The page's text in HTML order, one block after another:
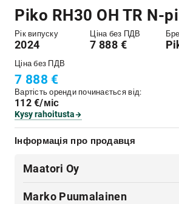
Piko RH30 OH TR N-
Рік випуску
2024
Ціна без ПДВ
7 888 €
Ціна без ПДВ
7 888 €
Вартість оренди починається від:
112 €/міс
Kysy rahoitusta
Інформація про продавця
Maatori Oy
Marko Puumalainen